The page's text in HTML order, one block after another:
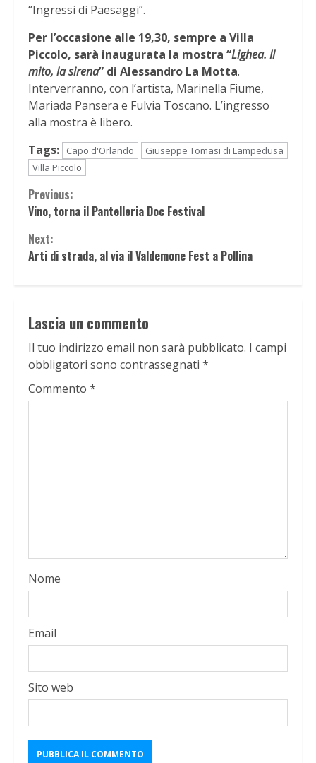
“Ingressi di Paesaggi”.
Per l’occasione alle 19,30, sempre a Villa
Piccolo, sarà inaugurata la mostra “Lighea. Il
mito, la sirena” di Alessandro La Motta.
Interverranno, con l’artista, Marinella Fiume,
Mariada Pansera e Fulvia Toscano. L’ingresso
alla mostra è libero.
Tags:
Capo d'Orlando
Giuseppe Tomasi di Lampedusa
Villa Piccolo
Continue
Reading
Previous:
Vino, torna il Pantelleria Doc Festival
Next:
Arti di strada, al via il Valdemone Fest a Pollina
Lascia un commento
Il tuo indirizzo email non sarà pubblicato. I campi
obbligatori sono contrassegnati *
Commento *
Nome
Email
Sito web